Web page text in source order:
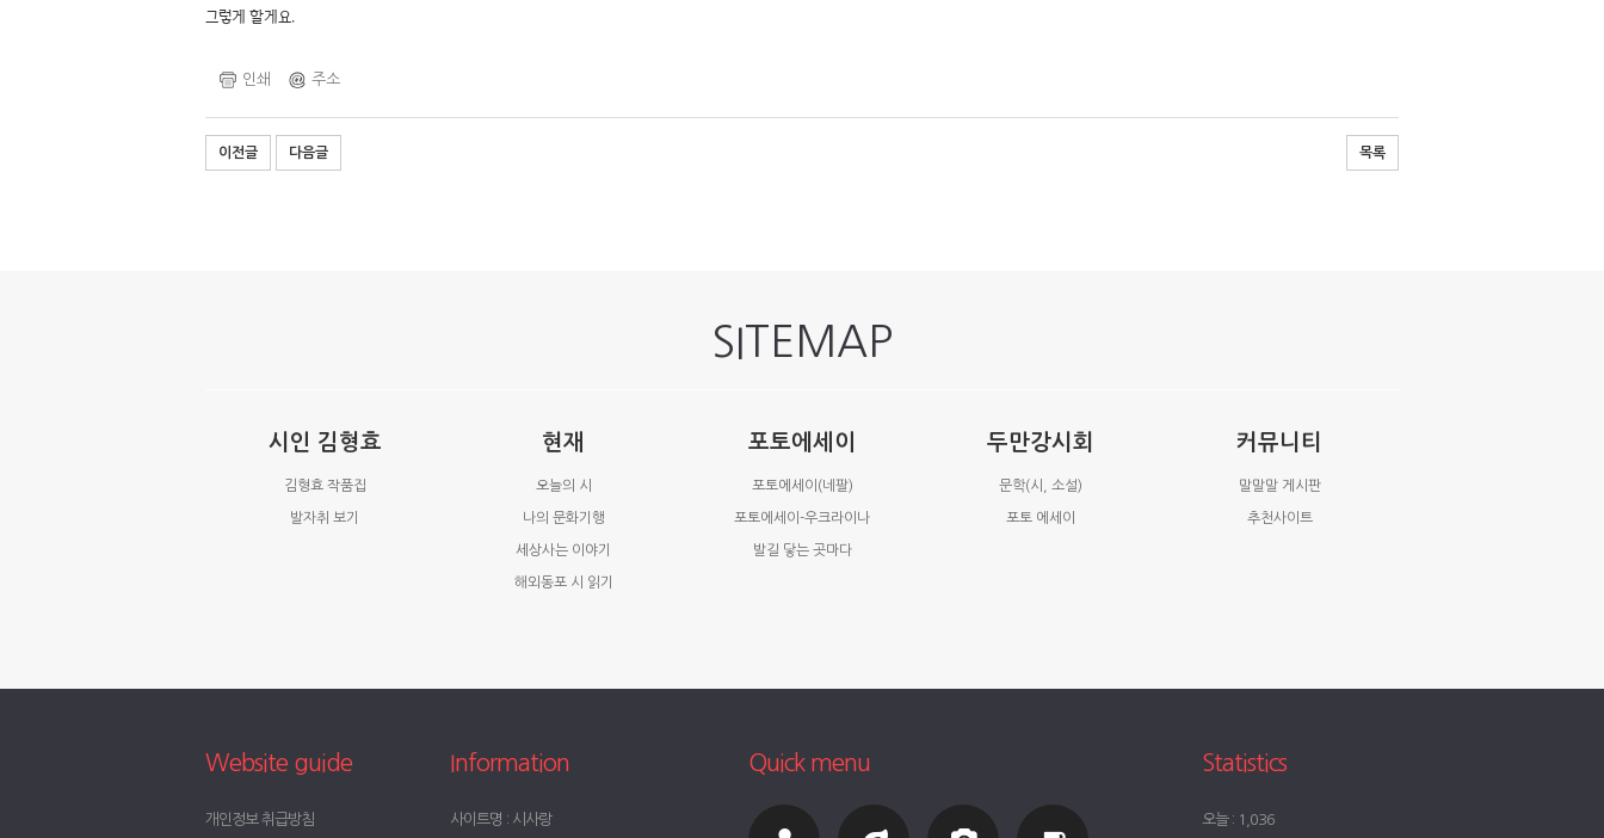
그렇게 할게요.
인쇄 주소
이전글 다음글 목록
SITEMAP
시인 김형효
김형효 작품집
발자취 보기
현재
오늘의 시
나의 문화기행
세상사는 이야기
해외동포 시 읽기
포토에세이
포토에세이(네팔)
포토에세이-우크라이나
발길 닿는 곳마다
두만강시회
문학(시, 소설)
포토 에세이
커뮤니티
말말말 게시판
추천사이트
Website guide
개인정보 취급방침
Information
사이트명 : 시사랑
Quick menu Statistics
오늘 : 1,036